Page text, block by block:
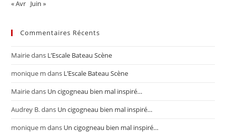
« Avr Juin »
Commentaires Récents
Mairiedans L’Escale Bateau Scène
monique m dans L’Escale Bateau Scène
Mairiedans Un cigogneau bien mal inspiré…
Audrey B.dans Un cigogneau bien mal inspiré…
monique m dans Un cigogneau bien mal inspiré…